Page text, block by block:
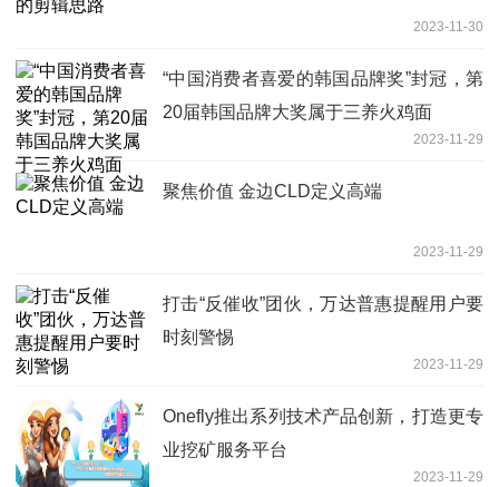
2023-11-30
“中国消费者喜爱的韩国品牌奖”封冠，第
20届韩国品牌大奖属于三养火鸡面
2023-11-29
聚焦价值 金边CLD定义高端
2023-11-29
打击“反催收”团伙，万达普惠提醒用户要
时刻警惕
2023-11-29
Onefly推出系列技术产品创新，打造更专
业挖矿服务平台
2023-11-29